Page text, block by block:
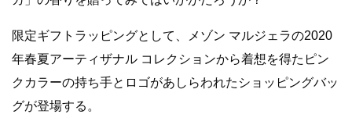
限定ギフトラッピングとして、メゾン マルジェラの2020
年春夏アーティザナル コレクションから着想を得たピン
クカラーの持ち手とロゴがあしらわれたショッピングバッ
グが登場する。